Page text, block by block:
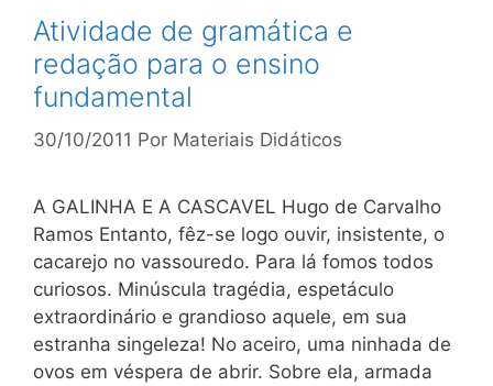
Atividade de gramática e
redação para o ensino
fundamental
30/10/2011 Por Materiais Didáticos
A GALINHA E A CASCAVEL Hugo de Carvalho
Ramos Entanto, fêz-se logo ouvir, insistente, o
cacarejo no vassouredo. Para lá fomos todos
curiosos. Minúscula tragédia, espetáculo
extraordinário e grandioso aquele, em sua
estranha singeleza! No aceiro, uma ninhada de
ovos em véspera de abrir. Sobre ela, armada